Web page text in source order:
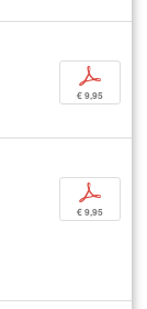
p
€ 9,95
p
€ 9,95